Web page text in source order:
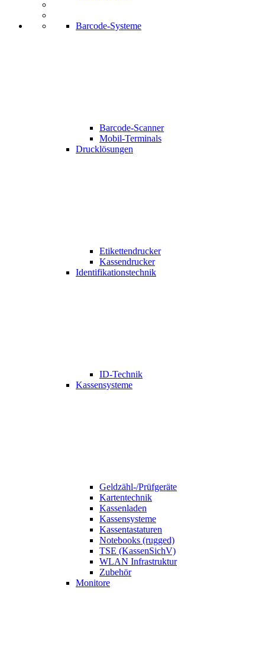
Barcode-Systeme
Barcode-Scanner
Mobil-Terminals
Drucklösungen
Etikettendrucker
Kassendrucker
Identifikationstechnik
ID-Technik
Kassensysteme
Geldzähl-/Prüfgeräte
Kartentechnik
Kassenladen
Kassensysteme
Kassentastaturen
Notebooks (rugged)
TSE (KassenSichV)
WLAN Infrastruktur
Zubehör
Monitore